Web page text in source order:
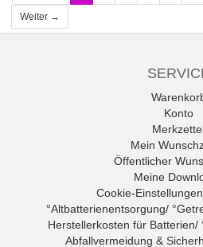
Weiter →
Konto
Mein
Öffentlicher
Meine
Cookie-
°Altbatterienentsorgung/
Herstellerkosten für Batterien/
Abfallvermeidung &